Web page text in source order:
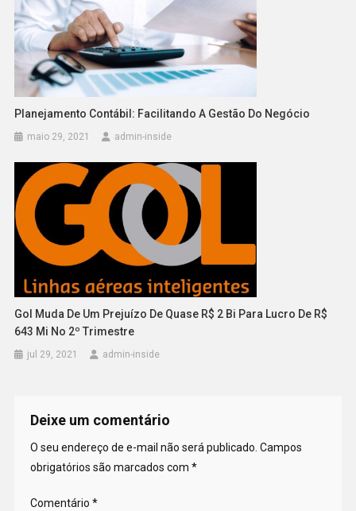
Planejamento Contábil: Facilitando A Gestão Do Negócio
maio 29, 2021 admin-inside
Gol Muda De Um Prejuízo De Quase R$ 2 Bi Para Lucro De R$
643 Mi No 2º Trimestre
jul 29, 2021 admin-inside
Deixe um comentário
O seu endereço de e-mail não será publicado. Campos
obrigatórios são marcados com *
Comentário *